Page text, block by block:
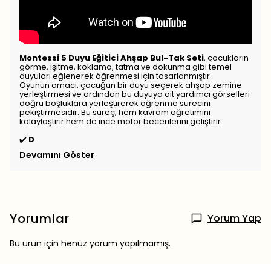
Montessi 5 Duyu Eğitici Ahşap Bul-Tak Seti, çocukların
görme, işitme, koklama, tatma ve dokunma gibi temel
duyuları eğlenerek öğrenmesi için tasarlanmıştır.
Oyunun amacı, çocuğun bir duyu seçerek ahşap zemine
yerleştirmesi ve ardından bu duyuya ait yardımcı görselleri
doğru boşluklara yerleştirerek öğrenme sürecini
pekiştirmesidir. Bu süreç, hem kavram öğretimini
kolaylaştırır hem de ince motor becerilerini geliştirir.
✔️ D
Devamını Göster
Yorumlar Yorum Yap
Bu ürün için henüz yorum yapılmamış.